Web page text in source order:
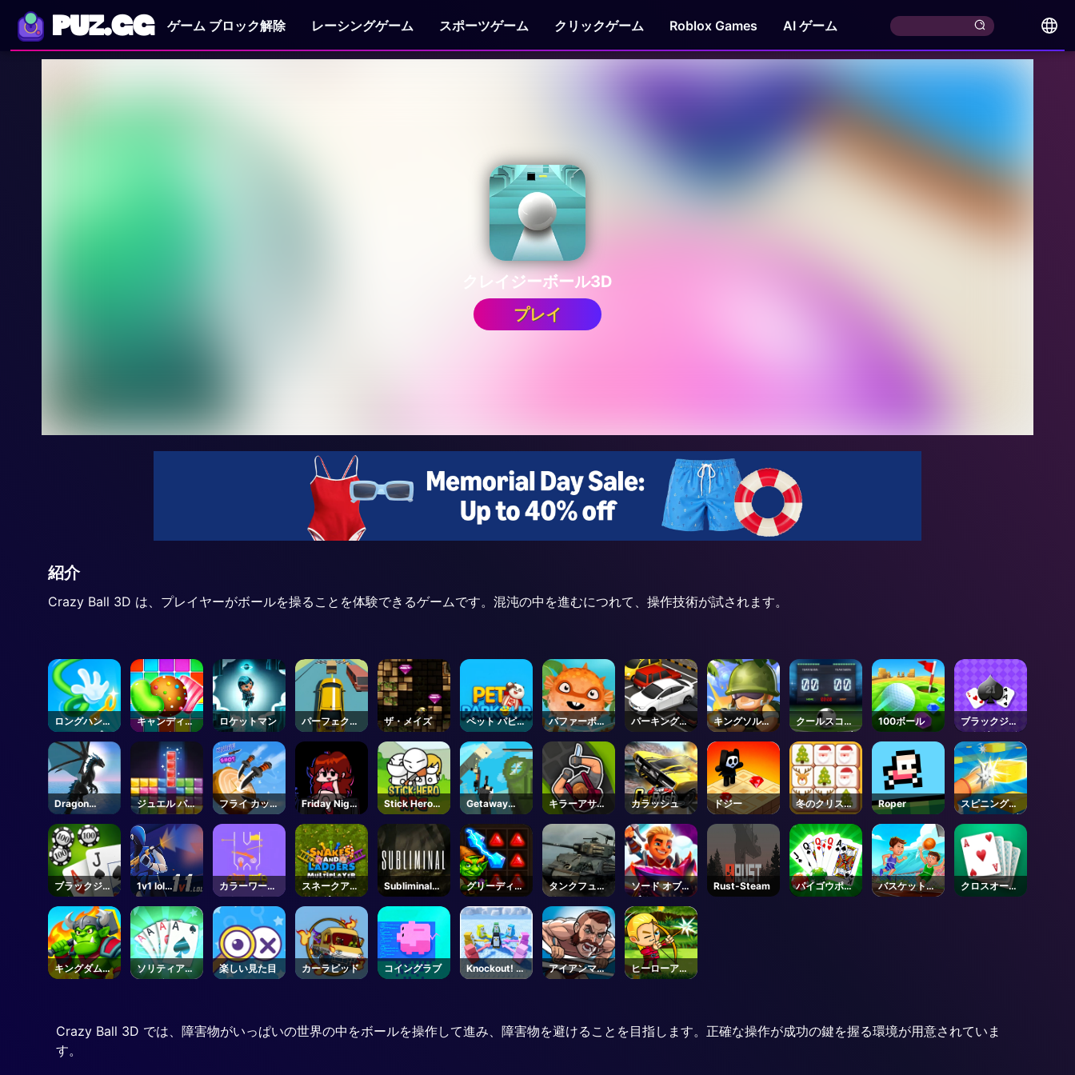
PUZ.GG ゲーム ブロック解除 レーシングゲーム スポーツゲーム クリックゲーム Roblox Games AI ゲーム
クレイジーボール3D
プレイ
紹介
Crazy Ball 3D は、プレイヤーがボールを操ることを体験できるゲームです。混沌の中を進むにつれて、操作技術が試されます。
ロングハンド
エスケープ
キャンディフ
ィエスタ
ロケットマン
パーフェクト
カットイン
ザ・メイズ
ペット パピー
ラン
パファーボー
ル
パーキングカ
キングソルジ
ャー2
クールスコ
ア・フットボ
ール
100ボール
ブラックジャ
ックグリッド
Dragon
Simulator
3D
ジュエル パズ
ル
フライ カッタ
ー
Friday Night
Funkin - FNF
Stick Hero
RPG
Getaway
Shootout
キラーアサシ
ン
カラッシュ ドジー
冬のクリスマ
スマージャン
Roper
スピニングシ
ューティング
ブラックジャ
ック 2
1v1 lol
Unblock
カラーワータ
ートラック
スネークアン
ドラダー
Subliminal-
Steam
グリーディノ
ーム
タンクフュー
リー
ソード オブ
ブリム
Rust-Steam
パイゴウポー
カー
バスケットボ
ールマスター
クロスオーバ
ー21
キングダムフ
ァイト
ソリティアゴ
ールド
楽しい見た目 カーラピッド コイングラブ
Knockout! 🐧
- Roblox
アイアンマッ
スル
ヒーローアー
チャー
Crazy Ball 3D では、障害物がいっぱいの世界の中をボールを操作して進み、障害物を避けることを目指します。正確な操作が成功の鍵を握る環境が用意されていま
す。